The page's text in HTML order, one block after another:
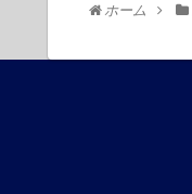
ホーム